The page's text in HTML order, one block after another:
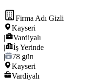
Firma Adı Gizli
Kayseri
|
Vardiyalı
|
İş Yerinde
|
78 gün
Kayseri
Vardiyalı